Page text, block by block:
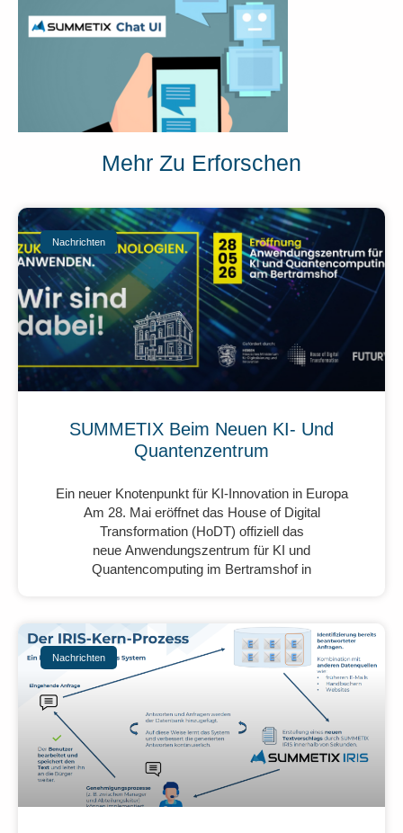
Mehr Zu Erforschen
Nachrichten
SUMMETIX Beim Neuen KI- Und
Quantenzentrum
Ein neuer Knotenpunkt für KI-Innovation in Europa
Am 28. Mai eröffnet das House of Digital
Transformation (HoDT) offiziell das
neue Anwendungszentrum für KI und
Quantencomputing im Bertramshof in
Nachrichten